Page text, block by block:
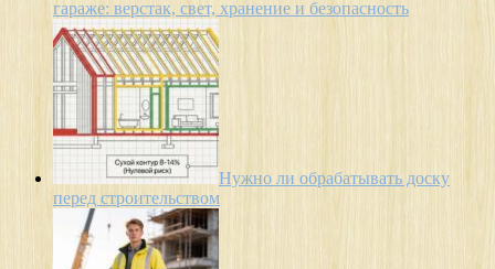
гараже: верстак, свет, хранение и безопасность
Нужно ли обрабатывать доску
перед строительством